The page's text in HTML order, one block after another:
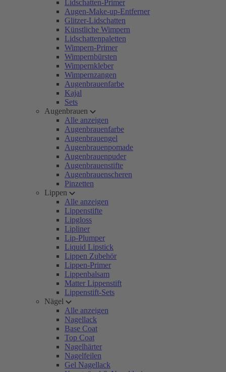
Lidschatten-Primer
Augen-Make-up-Entferner
Glitzer-Lidschatten
Künstliche Wimpern
Lidschattenpaletten
Wimpern-Primer
Wimpernbürsten
Wimpernkleber
Wimpernzangen
Augenbrauenfarbe
Kajal
Sets
Augenbrauen
Alle anzeigen
Augenbrauenfarbe
Augenbrauengel
Augenbrauenpomade
Augenbrauenpuder
Augenbrauenstifte
Augenbrauenscheren
Pinzetten
Lippen
Alle anzeigen
Lippenstifte
Lipgloss
Lipliner
Lip-Plumper
Liquid Lipstick
Lippen Zubehör
Lippen-Primer
Lippenbalsam
Matter Lippenstift
Lippenstift-Sets
Nägel
Alle anzeigen
Nagellack
Base Coat
Top Coat
Nagelhärter
Nagelfeilen
Gel Nagellack